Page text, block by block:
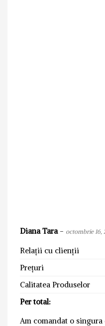
Diana Tara- octombrie 16,
Relații cu clienții
Prețuri
Calitatea Produselor
Per total:
Am comandat o singura